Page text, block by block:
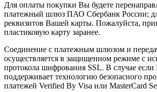
Для оплаты покупки Вы будете
платежный шлюз ПАО Сбербанк России;
реквизитов Вашей карты. Пожалуйста,
пластиковую карту заранее.
Соединение с платежным шлюзом и
осуществляется в защищенном режиме с
протокола шифрования SSL. В случае
поддерживает технологию безопасного
платежей Verified By Visa или MasterCard